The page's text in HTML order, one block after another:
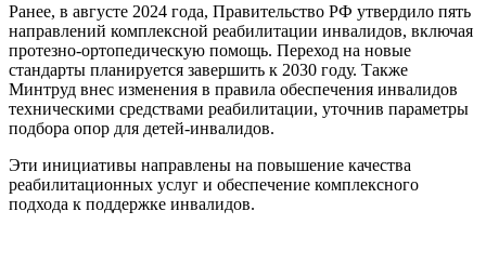
Ранее, в августе 2024 года, Правительство РФ утвердило пять
направлений комплексной реабилитации инвалидов, включая
протезно-ортопедическую помощь. Переход на новые
стандарты планируется завершить к 2030 году. Также
Минтруд внес изменения в правила обеспечения инвалидов
техническими средствами реабилитации, уточнив параметры
подбора опор для детей-инвалидов.
Эти инициативы направлены на повышение качества
реабилитационных услуг и обеспечение комплексного
подхода к поддержке инвалидов.